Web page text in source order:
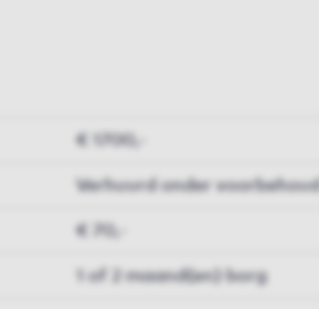
€ 1700,-
Verhuurd onder voorbehoud
€ 70,-
1 of 2 maand(en) borg